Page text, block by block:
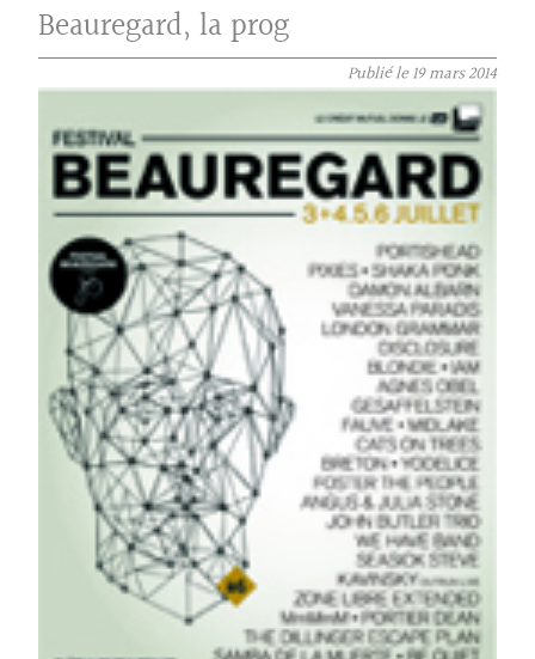
Beauregard, la prog
Publié le19 mars 2014